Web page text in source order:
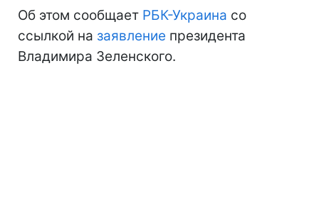
Об этом сообщает РБК-Украина со
ссылкой на заявление президента
Владимира Зеленского.